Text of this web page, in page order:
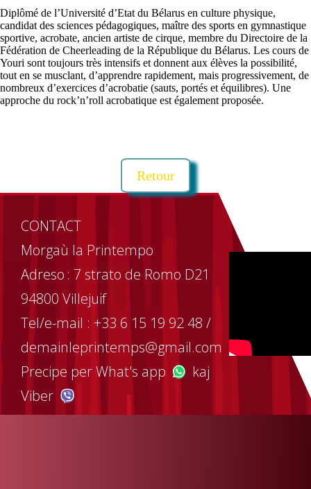
Diplômé de l’Université d’Etat du Bélarus en culture physique,
candidat des sciences pédagogiques, maître des sports en gymnastique
sportive, acrobate, ancien artiste de cirque, membre du Directoire de la
Fédération de Cheerleading de la République du Bélarus. Les cours de
Youri sont toujours très intensifs et donnent aux élèves la possibilité,
tout en se musclant, d’apprendre rapidement, mais progressivement, de
nombreux d’exercices d’acrobatie (sauts, portés et équilibres). Une
approche du rock’n’roll acrobatique est également proposée.
Retour
CONTACT
Morgaù la Printempo
Adreso : 7 strato de Romo D21
94800 Villejuif
Tel/e-mail : +33 6 15 19 92 48 /
demainleprintemps@gmail.com
Precipe per What's app
kaj
Viber